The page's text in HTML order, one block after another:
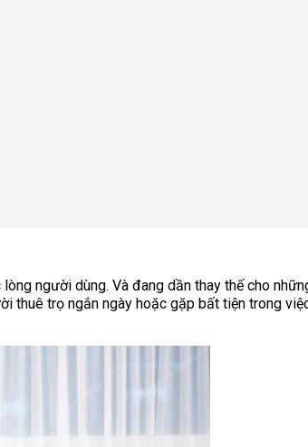
người dùng. Và đang dần thay thế cho
thuê trọ ngắn ngày hoặc gặp bất tiện trong